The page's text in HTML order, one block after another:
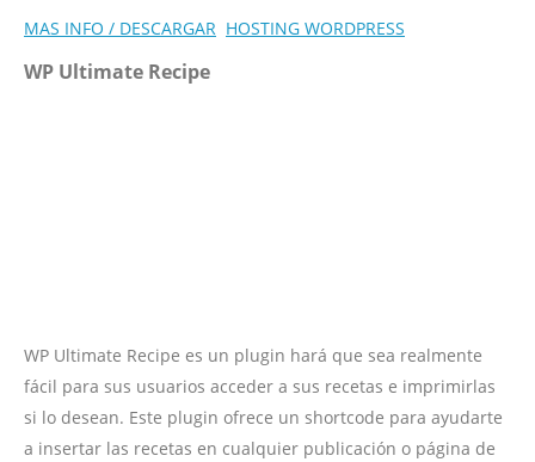
MAS INFO / DESCARGAR HOSTING WORDPRESS
WP Ultimate Recipe
WP Ultimate Recipe es un plugin hará que sea realmente
fácil para sus usuarios acceder a sus recetas e imprimirlas
si lo desean. Este plugin ofrece un shortcode para ayudarte
a insertar las recetas en cualquier publicación o página de